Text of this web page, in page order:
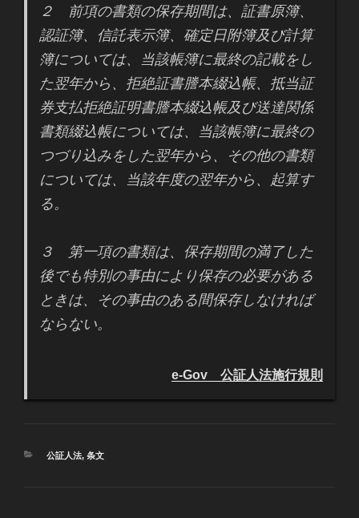
２ 前項の書類の保存期間は、証書原簿、
認証簿、信託表示簿、確定日附簿及び計算
簿については、当該帳簿に最終の記載をし
た翌年から、拒絶証書謄本綴込帳、抵当証
券支払拒絶証明書謄本綴込帳及び送達関係
書類綴込帳については、当該帳簿に最終の
つづり込みをした翌年から、その他の書類
については、当該年度の翌年から、起算す
る。
３ 第一項の書類は、保存期間の満了した
後でも特別の事由により保存の必要がある
ときは、その事由のある間保存しなければ
ならない。
e-Gov 公証人法施行規則
カ
公証人法, 条文